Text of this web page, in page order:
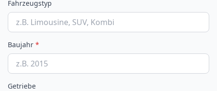
Fahrzeugstyp
Baujahr *
Getriebe